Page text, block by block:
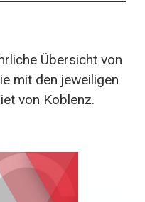
Übersicht von
mit den jeweiligen
von Koblenz.